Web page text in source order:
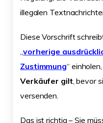
illegalen
Diese Vorschrift
„vorherige
Zustimmung“
Verkäufer gilt, bevor
versenden.
Das ist richtig – Sie